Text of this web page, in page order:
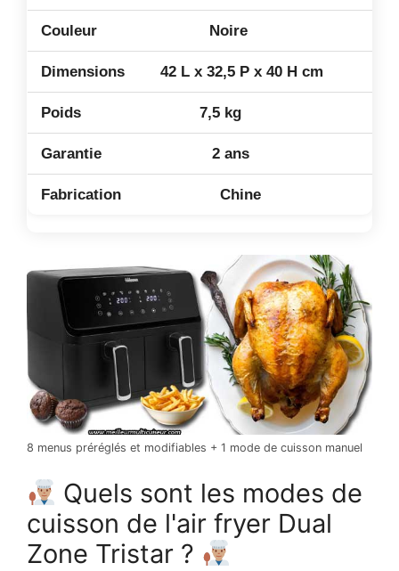
Noire
42 L x 32,5 P x 40 H cm
7,5 kg
2 ans
Chine
8 menus préréglés et modifiables + 1 mode de cuisson manuel
Quels sont les modes de
cuisson de l'air fryer Dual
Zone Tristar ?